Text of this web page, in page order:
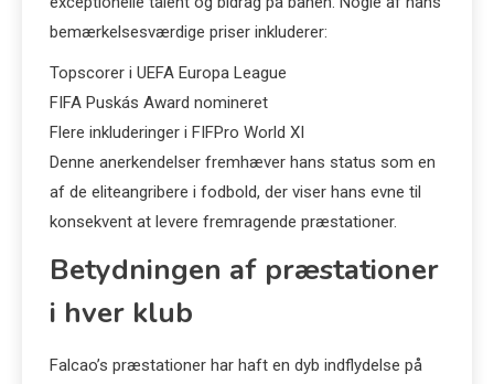
bemærkelsesværdige priser inkluderer:
Topscorer i UEFA Europa League
FIFA Puskás Award nomineret
Flere inkluderinger i FIFPro World XI
Denne anerkendelser fremhæver hans status som en
af de eliteangribere i fodbold, der viser hans evne til
konsekvent at levere fremragende præstationer.
Betydningen af præstationer
i hver klub
Falcao’s præstationer har haft en dyb indflydelse på